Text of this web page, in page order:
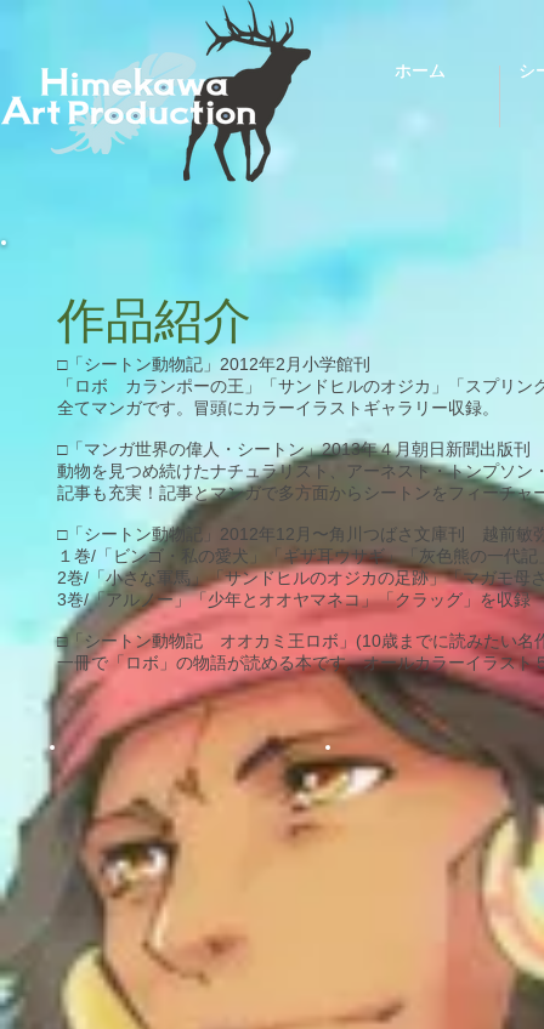
ホーム シ
シ
ホーム
作品紹介
□「シートン動物記」2012年2月小学館刊
「ロボ カランポーの王」「サンドヒルのオジカ」「スプリ
全てマンガです。冒頭にカラーイラストギャラリー収録。
□「マンガ世界の偉人・シートン」2013年４月朝日新聞出版刊
動物を見つめ続けたナチュラリスト、アーネスト・トンプソ
記事も充実！記事とマンガで多方面からシートンをフィーチャ
□「シートン動物記」2012年12月〜角川つばさ文庫刊 越前
１巻/「ビンゴ・私の愛犬」「ギザ耳ウサギ」「灰色熊の一代
2巻/「小さな軍馬」「サンドヒルのオジカの足跡」「マガモ
3巻/「アルノー」「少年とオオヤマネコ」「クラッグ」を収録
□「シートン動物記 オオカミ王ロボ」(10歳までに読みたい名
一冊で「ロボ」の物語が読める本です。オールカラーイラスト